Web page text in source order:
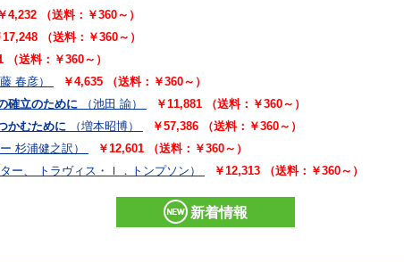
￥4,232 （送料：￥360～）
17,248 （送料：￥360～）
（送料：￥360～）
藤 春彦）
￥4,635 （送料：￥360～）
確立のために
（池田 諭）
￥11,881 （送料：￥360～）
かむために
（増本昭博）
￥57,386 （送料：￥360～）
杉浦健之訳）
￥12,601 （送料：￥360～）
ー、 トラヴィス・Ｉ．トンプソン） ￥12,313 （送料：￥360～）
新着情報